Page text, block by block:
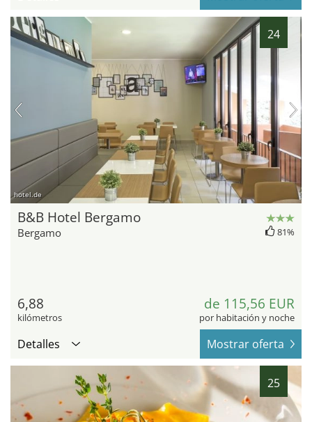
24
hotel.de
B&B Hotel Bergamo
Bergamo 81%
6,88
kilómetros
de 115,56 EUR
por habitación y noche
Detalles Mostrar oferta
25